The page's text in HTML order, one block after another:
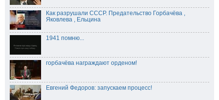
Как разрушали СССР. Предательство Горбачёва ,
Яковлева , Ельцина
1941 помню...
горбачёва награждают орденом!
Евгений Федоров: запускаем процесс!